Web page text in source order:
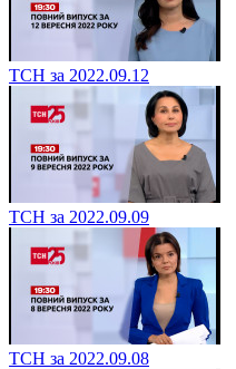
ТСН за 2022.09.12
ТСН за 2022.09.09
ТСН за 2022.09.08